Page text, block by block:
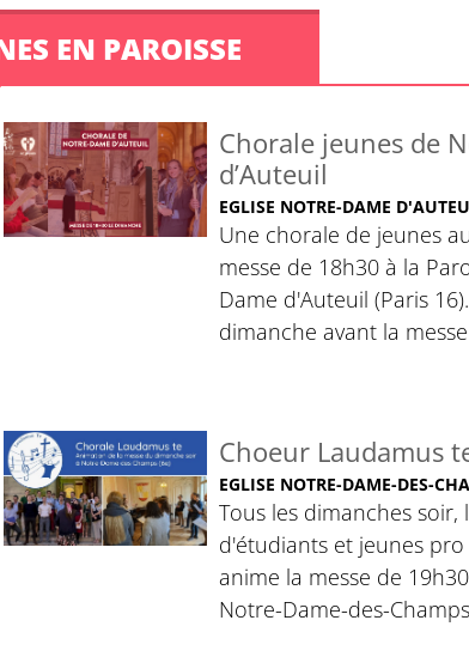
EN PAROISSE
Chorale jeunes de
d’Auteuil
EGLISE NOTRE-DAME
Une chorale de jeunes
messe de 18h30 à la
Dame d'Auteuil (Paris
dimanche avant la
Choeur Laudamus
EGLISE NOTRE-DAME-DES-
Tous les dimanches soir,
d'étudiants et jeunes pro
anime la messe de
Notre-Dame-des-